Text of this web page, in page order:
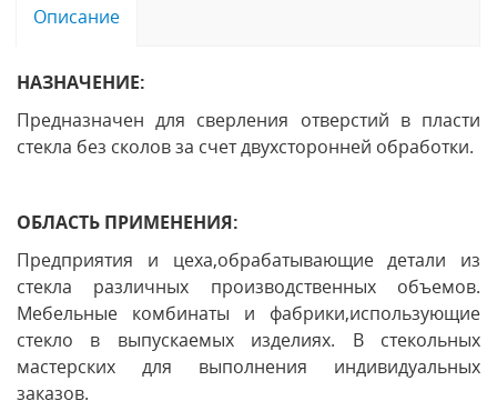
Описание
НАЗНАЧЕНИЕ:
Предназначен для сверления отверстий в пласти
стекла без сколов за счет двухсторонней обработки.
ОБЛАСТЬ ПРИМЕНЕНИЯ:
Предприятия и цеха,обрабатывающие детали из
стекла различных производственных объемов.
Мебельные комбинаты и фабрики,использующие
стекло в выпускаемых изделиях. В стекольных
мастерских для выполнения индивидуальных
заказов.